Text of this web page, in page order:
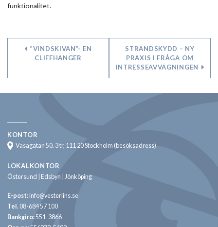
funktionalitet.
”VINDSKIVAN”- EN
CLIFFHANGER
STRANDSKYDD – NY
PRAXIS I FRÅGA OM
INTRESSEAVVÄGNINGEN
KONTOR
Vasagatan 50, 3 tr, 111 20 Stockholm (besöksadress)
LOKALKONTOR
Östersund | Edsbyn | Jönköping
E-post: info@vesterlins.se
Tel. 08-684 57 100
Bankgiro:551-3866